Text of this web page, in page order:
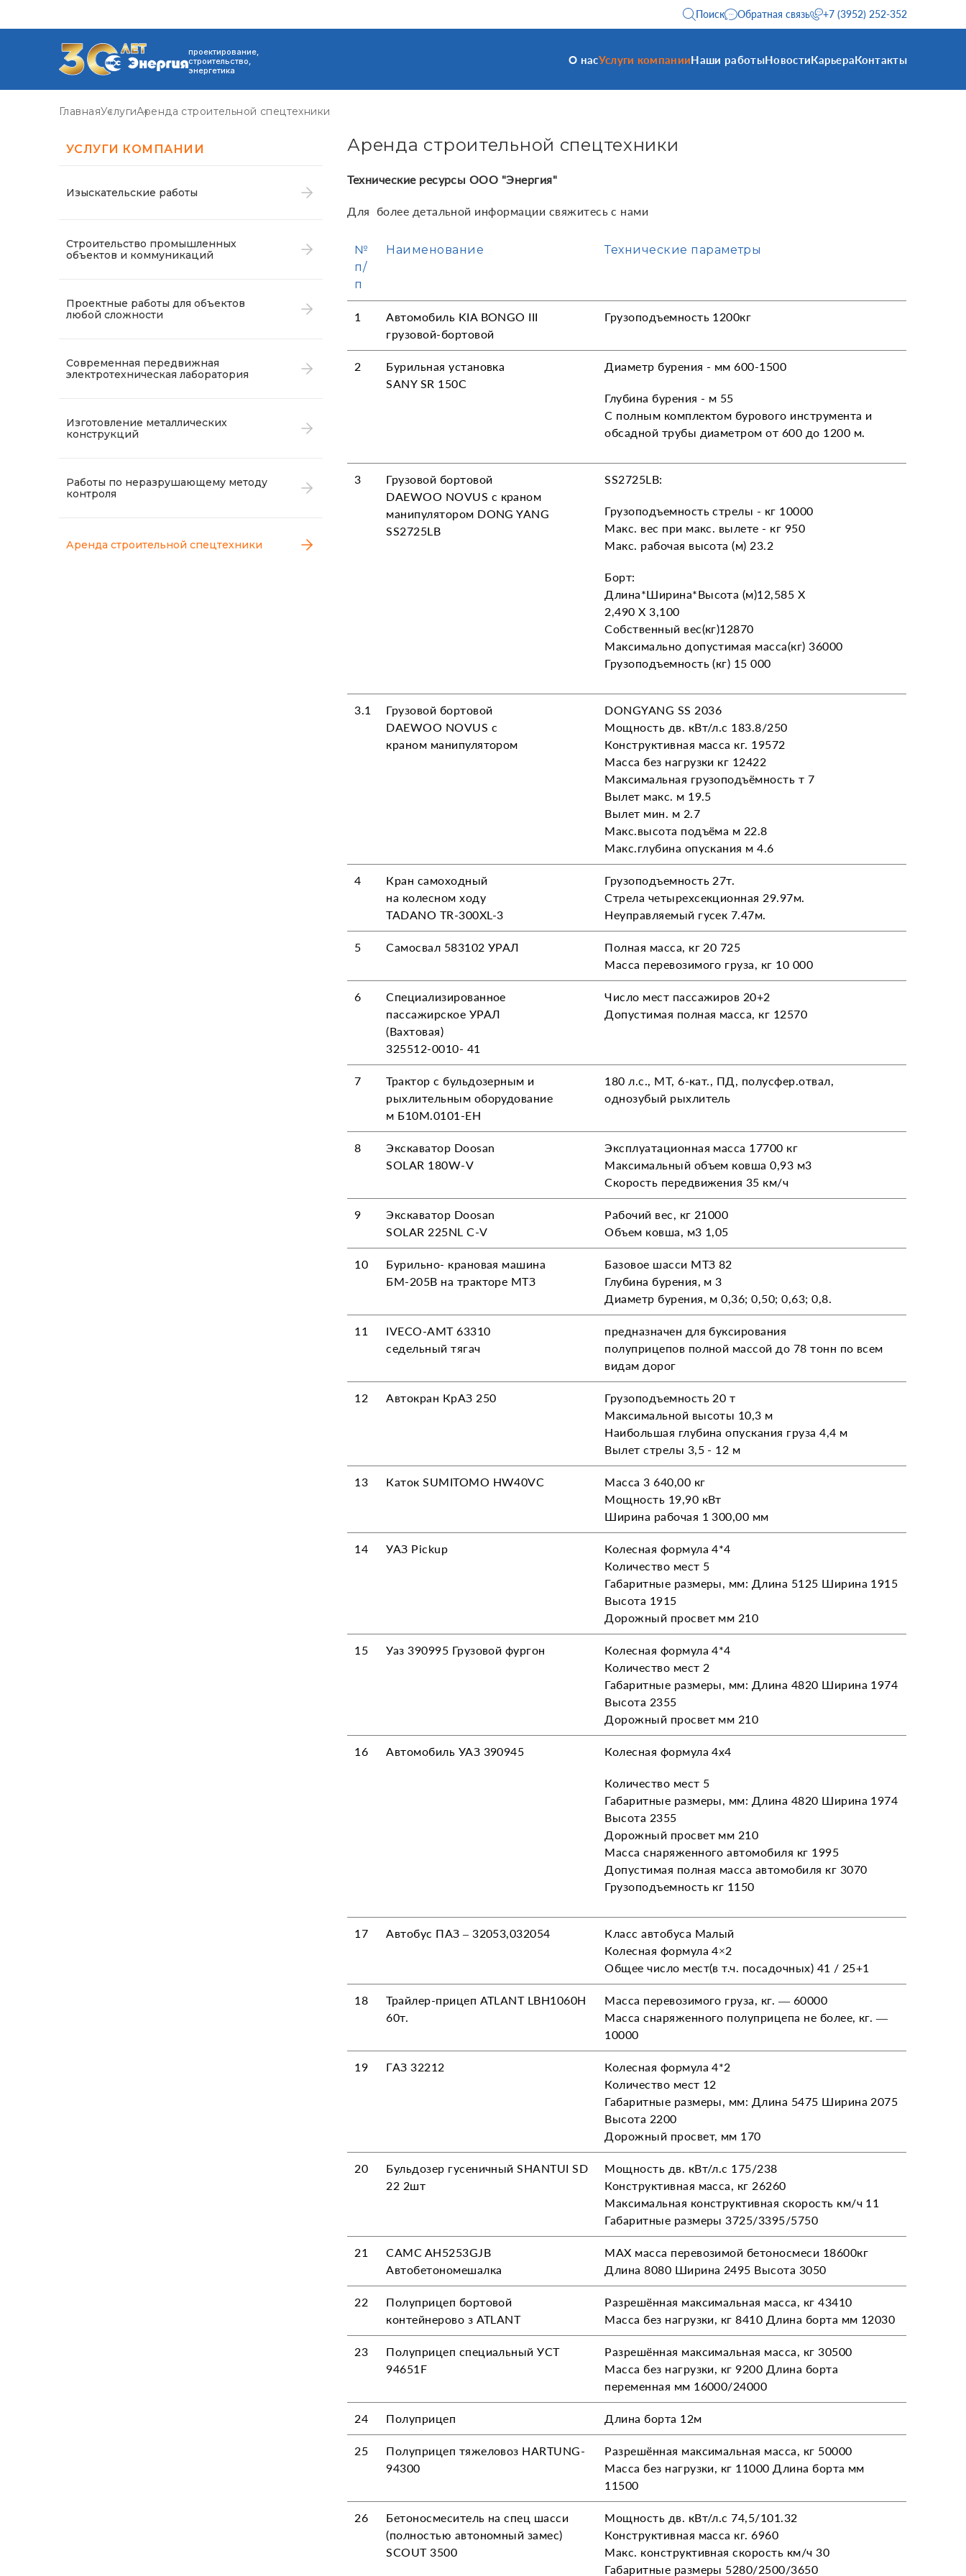
Поиск Обратная связь +7 (3952) 252-352
проектирование,
строительство,
энергетика
О насУслуги компанииНаши работыНовостиКарьераКонтакты
ГлавнаяУслугиАренда строительной спецтехники
УСЛУГИ КОМПАНИИ
Изыскательские работы
Строительство промышленных
объектов и коммуникаций
Проектные работы для объектов
любой сложности
Современная передвижная
электротехническая лаборатория
Изготовление металлических
конструкций
Работы по неразрушающему методу
контроля
Аренда строительной спецтехники
Аренда строительной спецтехники
Технические ресурсы ООО "Энергия"
Для более детальной информации свяжитесь с нами
№
п/
п
Наименование Технические параметры
1
Автомобиль KIA BONGO III
грузовой-бортовой
Грузоподъемность 1200кг
2
Бурильная установка
SANY SR 150C
Диаметр бурения - мм 600-1500
Глубина бурения - м 55
С полным комплектом бурового инструмента и
обсадной трубы диаметром от 600 до 1200 м.
3
Грузовой бортовой
DAEWOO NOVUS с краном
манипулятором DONG YANG
SS2725LB
SS2725LB:
Грузоподъемность стрелы - кг 10000
Макс. вес при макс. вылете - кг 950
Макс. рабочая высота (м) 23.2
Борт:
Длина*Ширина*Высота (м)12,585 Х
2,490 Х 3,100
Собственный вес(кг)12870
Максимально допустимая масса(кг) 36000
Грузоподъемность (кг) 15 000
3.1
Грузовой бортовой
DAEWOO NOVUS с
краном манипулятором
DONGYANG SS 2036
Мощность дв. кВт/л.с 183.8/250
Конструктивная масса кг. 19572
Масса без нагрузки кг 12422
Максимальная грузоподъёмность т 7
Вылет макс. м 19.5
Вылет мин. м 2.7
Макс.высота подъёма м 22.8
Макс.глубина опускания м 4.6
4
Кран самоходный
на колесном ходу
TADANO TR-300XL-3
Грузоподъемность 27т.
Стрела четырехсекционная 29.97м.
Неуправляемый гусек 7.47м.
5 Самосвал 583102 УРАЛ
Полная масса, кг 20 725
Масса перевозимого груза, кг 10 000
6
Специализированное
пассажирское УРАЛ
(Вахтовая)
325512-0010- 41
Число мест пассажиров 20+2
Допустимая полная масса, кг 12570
7
Трактор с бульдозерным и
рыхлительным оборудование
м Б10М.0101-ЕН
180 л.с., МТ, 6-кат., ПД, полусфер.отвал,
однозубый рыхлитель
8
Экскаватор Doosan
SOLAR 180W-V
Эксплуатационная масса 17700 кг
Максимальный объем ковша 0,93 м3
Скорость передвижения 35 км/ч
9
Экскаватор Doosan
SOLAR 225NL C-V
Рабочий вес, кг 21000
Объем ковша, м3 1,05
10
Бурильно- крановая машина
БМ-205В на тракторе МТЗ
Базовое шасси МТЗ 82
Глубина бурения, м 3
Диаметр бурения, м 0,36; 0,50; 0,63; 0,8.
11
IVECO-AMT 63310
седельный тягач
предназначен для буксирования
полуприцепов полной массой до 78 тонн по всем
видам дорог
12 Автокран КрАЗ 250
Грузоподъемность 20 т
Максимальной высоты 10,3 м
Наибольшая глубина опускания груза 4,4 м
Вылет стрелы 3,5 - 12 м
13 Каток SUMITOMO HW40VC
Масса 3 640,00 кг
Мощность 19,90 кВт
Ширина рабочая 1 300,00 мм
14 УАЗ Pickup
Колесная формула 4*4
Количество мест 5
Габаритные размеры, мм: Длина 5125 Ширина 1915
Высота 1915
Дорожный просвет мм 210
15 Уаз 390995 Грузовой фургон
Колесная формула 4*4
Количество мест 2
Габаритные размеры, мм: Длина 4820 Ширина 1974
Высота 2355
Дорожный просвет мм 210
16 Автомобиль УАЗ 390945 Колесная формула 4х4
Количество мест 5
Габаритные размеры, мм: Длина 4820 Ширина 1974
Высота 2355
Дорожный просвет мм 210
Масса снаряженного автомобиля кг 1995
Допустимая полная масса автомобиля кг 3070
Грузоподъемность кг 1150
17 Автобус ПАЗ – 32053,032054
Класс автобуса Малый
Колесная формула 4×2
Общее число мест(в т.ч. посадочных) 41 / 25+1
18
Трайлер-прицеп ATLANT LBH1060H
60т.
Масса перевозимого груза, кг. — 60000
Масса снаряженного полуприцепа не более, кг. —
10000
19 ГАЗ 32212
Колесная формула 4*2
Количество мест 12
Габаритные размеры, мм: Длина 5475 Ширина 2075
Высота 2200
Дорожный просвет, мм 170
20
Бульдозер гусеничный SHANTUI SD
22 2шт
Мощность дв. кВт/л.с 175/238
Конструктивная масса, кг 26260
Максимальная конструктивная скорость км/ч 11
Габаритные размеры 3725/3395/5750
21
CAMC AH5253GJB
Автобетономешалка
МАХ масса перевозимой бетоносмеси 18600кг
Длина 8080 Ширина 2495 Высота 3050
22
Полуприцеп бортовой
контейнерово з ATLANT
Разрешённая максимальная масса, кг 43410
Масса без нагрузки, кг 8410 Длина борта мм 12030
23
Полуприцеп специальный УСТ
94651F
Разрешённая максимальная масса, кг 30500
Масса без нагрузки, кг 9200 Длина борта
переменная мм 16000/24000
24 Полуприцеп Длина борта 12м
25
Полуприцеп тяжеловоз HARTUNG-
94300
Разрешённая максимальная масса, кг 50000
Масса без нагрузки, кг 11000 Длина борта мм
11500
26
Бетоносмеситель на спец шасси
(полностью автономный замес)
SCOUT 3500
Мощность дв. кВт/л.с 74,5/101.32
Конструктивная масса кг. 6960
Макс. конструктивная скорость км/ч 30
Габаритные размеры 5280/2500/3650